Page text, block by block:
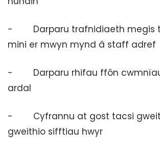
- Darparu trafnidiaeth megis
mini er mwyn mynd â staff adref
- Darparu rhifau ffôn
ardal
- Cyfrannu at gost tacsi
gweithio sifftiau hwyr